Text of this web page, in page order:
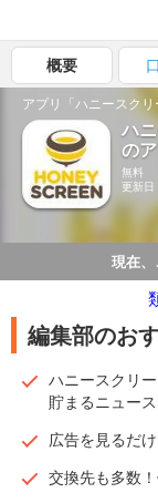
概要
ハ
の
無料
更新
現在、
編集部のお
ハニースクリ
貯まるニュー
広告を見るだ
交換先も多数